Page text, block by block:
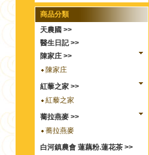
商品分類
天農國 >>
醫生日記 >>
陳家庄 >>
陳家庄
紅藜之家 >>
紅藜之家
蕎拉燕麥 >>
蕎拉燕麥
白河鎮農會 蓮藕粉.蓮花茶 >>